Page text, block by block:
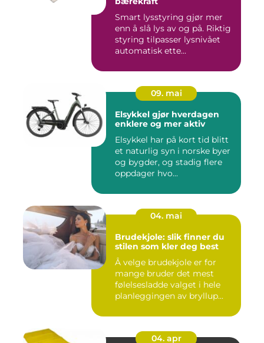
Smart lysstyring gjør mer
enn å slå lys av og på. Riktig
styring tilpasser lysnivået
automatisk ette...
09. mai
Elsykkel gjør hverdagen
enklere og mer aktiv
Elsykkel har på kort tid blitt
et naturlig syn i norske byer
og bygder, og stadig flere
oppdager hvo...
04. mai
Brudekjole: slik finner du
stilen som kler deg best
Å velge brudekjole er for
mange bruder det mest
følelsesladde valget i hele
planleggingen av bryllup...
04. apr